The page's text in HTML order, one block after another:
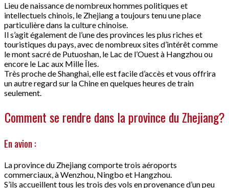
Lieu de naissance de nombreux hommes politiques et
intellectuels chinois, le Zhejiang a toujours tenu une place
particulière dans la culture chinoise.
Il s’agit également de l’une des provinces les plus riches et
touristiques du pays, avec de nombreux sites d’intérêt comme
le mont sacré de Putuoshan, le Lac de l’Ouest à Hangzhou ou
encore le Lac aux Mille Îles.
Très proche de Shanghai, elle est facile d’accès et vous offrira
un autre regard sur la Chine en quelques heures de train
seulement.
Comment se rendre dans la province du Zhejiang?
En avion :
La province du Zhejiang comporte trois aéroports
commerciaux, à Wenzhou, Ningbo et Hangzhou.
S’ils accueillent tous les trois des vols en provenance d’un peu